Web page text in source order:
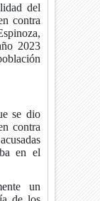
del
contra
2023
se dio
contra
en el
un